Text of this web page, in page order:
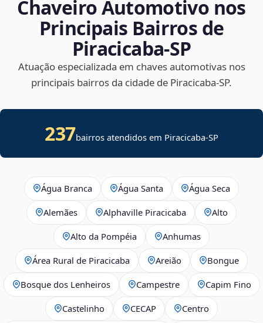
Chaveiro Automotivo nos
Principais Bairros de
Piracicaba‑SP
Atuação especializada em chaves automotivas nos
principais bairros da cidade de Piracicaba‑SP.
237bairros atendidos em Piracicaba-SP
Água Branca Água Santa Água Seca
Alemães Alphaville Piracicaba Alto
Alto da Pompéia Anhumas
Área Rural de Piracicaba Areião Bongue
Bosque dos Lenheiros Campestre Capim Fino
Castelinho CECAP Centro